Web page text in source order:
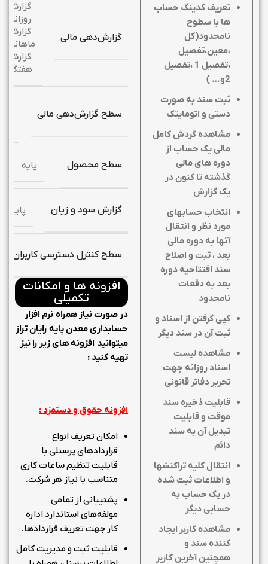
تعریف کدینگ حساب
ها با سطوح
نامحدود(کل
،معین،تفصیل
،تفصیل 1 ،تفصیل
2و… )
ثبت سند به صورت
دستی و اتومایتک
مشاهده گردش کامل
مالی یک حساب از
دوره های مالی
گذشته تا کنون در
یک گزارش
انتخاب حسابهای
مورد نظر و انتقال
آنها به دوره مالی
بعد ، ثبت و اصلاح
سند افتتاحیه دوره
بعد به دفعات
نامحدود
کپی گرفتن از اسناد و
ثبت آن در سند دیگر
مشاهده لیست
اسناد روزانه جهت
تحریر دفاتر قانونی
قابلیت ذخیره سند
موقت و قابلیت
تبدیل آن به سند
دائم
انتقال کلیه تراکنشها
و اطلاعات ثبت شده
در یک حساب به
حسابی دیگر
مشاهده کاربر ایجاد
کننده سند و
همچنین آخرین کاربر
گزارش‌دهی مالی
گزارش
روزانه,
گزارش
ماهانه,
گزارش
هفتگی
سطح گزارش‌دهی مالی
سطح محصول پایه
گزارش‌ سود و زیان پایه
سطح کنترل دسترسی کاربران
افزونه ها و امکانات
تکمیلی
در صورت نیاز همراه نرم افزار
حسابداری معدن پایه رایان تراز
میتوانید افزونه های زیر را نیز
تهیه کنید :
افزونه حقوق و دستمزد :
امکان تعریف انواع
قراردادهای پرسنلی با
قابلیت تنظیم ساعات کاری
متناسب با نیاز هر شرکت.
پشتیبانی از تمامی
مولفه‌های استاندارد اداره
کار جهت تعریف قراردادها.
قابلیت ثبت و مدیریت کامل